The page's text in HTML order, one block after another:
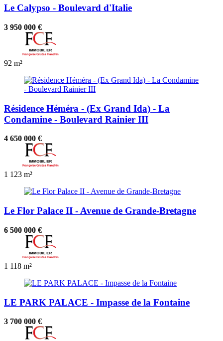
Le Calypso - Boulevard d'Italie
3 950 000 €
92 m²
Résidence Héméra - (Ex Grand Ida) - La
Condamine - Boulevard Rainier III
4 650 000 €
1 123 m²
Le Flor Palace II - Avenue de Grande-Bretagne
6 500 000 €
1 118 m²
LE PARK PALACE - Impasse de la Fontaine
3 700 000 €